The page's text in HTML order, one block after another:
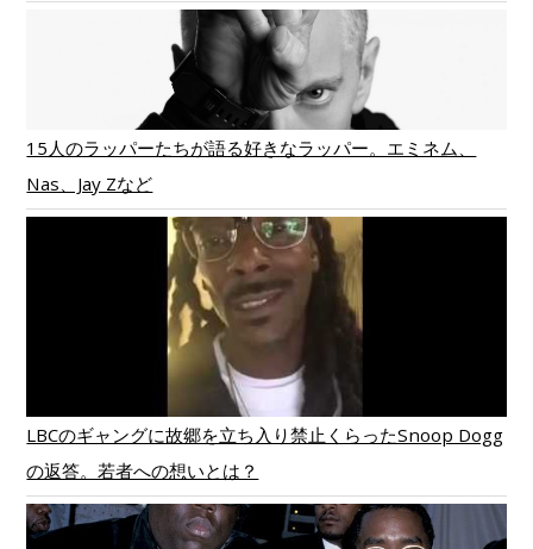
15人のラッパーたちが語る好きなラッパー。エミネム、
Nas、Jay Zなど
LBCのギャングに故郷を立ち入り禁止くらったSnoop Dogg
の返答。若者への想いとは？